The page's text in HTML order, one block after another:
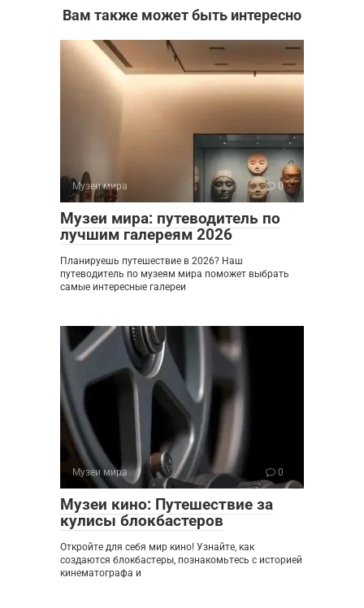
Вам также может быть интересно
Музеи мира 0
Музеи мира: путеводитель по
лучшим галереям 2026
Планируешь путешествие в 2026? Наш
путеводитель по музеям мира поможет выбрать
самые интересные галереи
Музеи мира 0
Музеи кино: Путешествие за
кулисы блокбастеров
Откройте для себя мир кино! Узнайте, как
создаются блокбастеры, познакомьтесь с историей
кинематографа и